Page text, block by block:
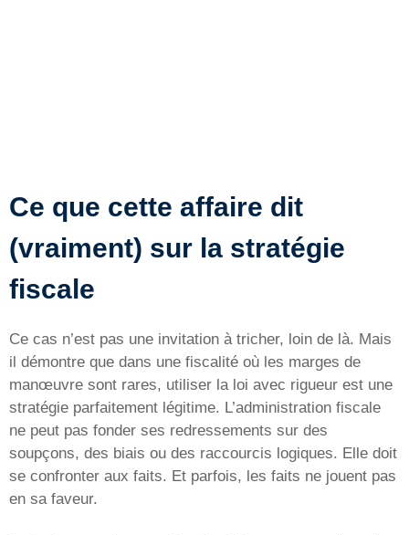
Ce que cette affaire dit
(vraiment) sur la stratégie
fiscale
Ce cas n’est pas une invitation à tricher, loin de là. Mais
il démontre que dans une fiscalité où les marges de
manœuvre sont rares, utiliser la loi avec rigueur est une
stratégie parfaitement légitime. L’administration fiscale
ne peut pas fonder ses redressements sur des
soupçons, des biais ou des raccourcis logiques. Elle doit
se confronter aux faits. Et parfois, les faits ne jouent pas
en sa faveur.